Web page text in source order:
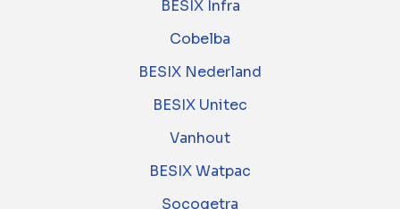
BESIX Infra
Cobelba
BESIX Nederland
BESIX Unitec
Vanhout
BESIX Watpac
Socogetra